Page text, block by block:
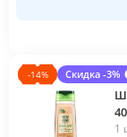
-14% Скидка -3%
1